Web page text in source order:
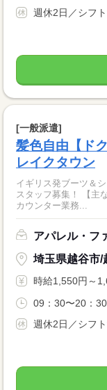
週休2日／シフト
[一般派遣]
髪色自由【ド
レイクタウン
イギリス発ブーツ＆
スタッフ募集！ 【主な業務】 ●接客販売 ●店内ディスプレイ ●レジ
カウンター業務...
アパレル・フ
埼玉県越谷市/
時給1,550円～
09：30〜20：
週休2日／シフ